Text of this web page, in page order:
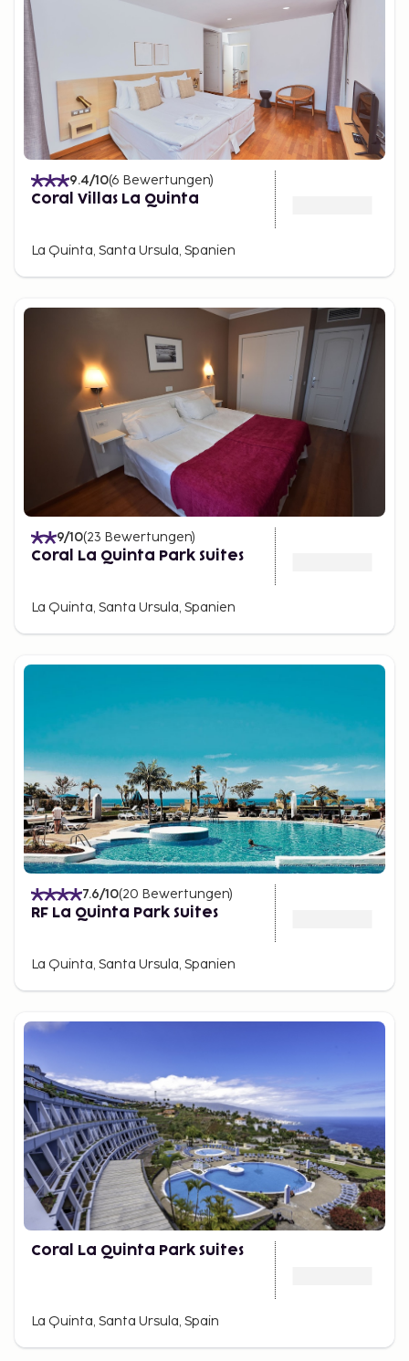
9.4/10(6 Bewertungen)
Coral Villas La Quinta
La Quinta, Santa Ursula, Spanien
9/10(23 Bewertungen)
Coral La Quinta Park Suites
La Quinta, Santa Ursula, Spanien
7.6/10(20 Bewertungen)
RF La Quinta Park Suites
La Quinta, Santa Ursula, Spanien
Coral La Quinta Park Suites
La Quinta, Santa Ursula, Spain